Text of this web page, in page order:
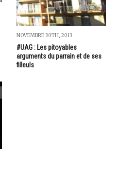
NOVEMBRE 30TH, 2013
#UAG : Les pitoyables
arguments du parrain et de ses
filleuls